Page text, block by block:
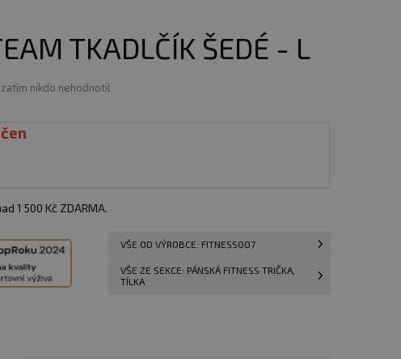
TKADLČÍK ŠEDÉ - L
nikdo nehodnotil
1 500 Kč ZDARMA.
VŠE OD VÝROBCE: FITNESS007
VŠE ZE SEKCE: PÁNSKÁ FITNESS TRIČKA,
TÍLKA